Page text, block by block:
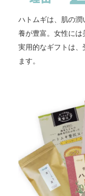
ハトムギは、肌の
養が豊富。女性には
実用的なギフトは、
ます。